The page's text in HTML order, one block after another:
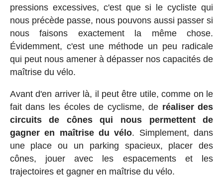
pressions excessives, c'est que si le cycliste qui
nous précède passe, nous pouvons aussi passer si
nous faisons exactement la même chose.
Évidemment, c'est une méthode un peu radicale
qui peut nous amener à dépasser nos capacités de
maîtrise du vélo.
Avant d'en arriver là, il peut être utile, comme on le
fait dans les écoles de cyclisme, de réaliser des
circuits de cônes qui nous permettent de
gagner en maîtrise du vélo. Simplement, dans
une place ou un parking spacieux, placer des
cônes, jouer avec les espacements et les
trajectoires et gagner en maîtrise du vélo.